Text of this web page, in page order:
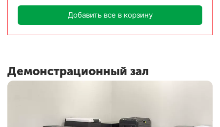
Добавить все в корзину
Демонстрационный зал